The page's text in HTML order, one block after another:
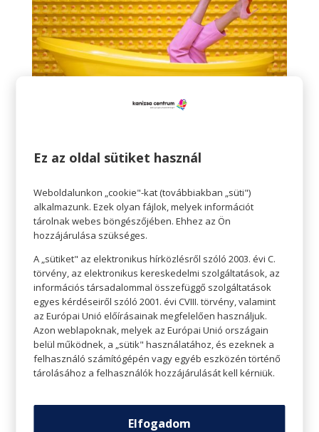
A csíkok abszolút időtlen minták, valamint
ott a helyük. Akár egy csíkos nadrág, akár egy
ingruha remek választás lehet. Ne feledjük a
csíkok nyújthatnak vagy akár szélesíthetnek is,
vízszintesen futnak. Könnyedén játszhatunk
velük, és optikailag javíthatunk a
megjelenésünkön a segítségükkel.
Csíkos ruhák közül is válogathatsz kedvedre
kínálatunkból. Aktuális kedvezményeinkért
keresd a PlazAPP-ot, vagy látogass el
Ez az oldal sütiket használ
Weboldalunkon „cookie"-kat (továbbiakban „süti")
alkalmazunk. Ezek olyan fájlok, melyek információt
tárolnak webes böngészőjében. Ehhez az Ön
hozzájárulása szükséges.
A „sütiket" az elektronikus hírközlésről szóló 2003. évi C.
törvény, az elektronikus kereskedelmi szolgáltatások, az
információs társadalommal összefüggő szolgáltatások
egyes kérdéseiről szóló 2001. évi CVIII. törvény, valamint
az Európai Unió előírásainak megfelelően használjuk.
Azon weblapoknak, melyek az Európai Unió országain
belül működnek, a „sütik" használatához, és ezeknek a
felhasználó számítógépén vagy egyéb eszközén történő
tárolásához a felhasználók hozzájárulását kell kérniük.
Elfogadom